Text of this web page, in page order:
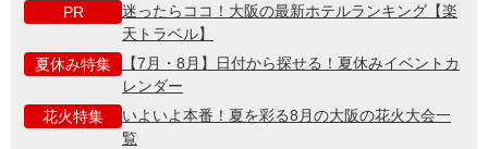
PR
迷ったらココ！大阪の最新ホテルランキング【楽
天トラベル】
夏休み特集
【7月・8月】日付から探せる！夏休みイベントカ
レンダー
花火特集
いよいよ本番！夏を彩る8月の大阪の花火大会一
覧